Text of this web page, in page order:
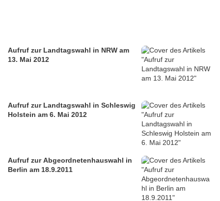
Aufruf zur Landtagswahl in NRW am
13. Mai 2012
Aufruf zur Landtagswahl in Schleswig
Holstein am 6. Mai 2012
Aufruf zur Abgeordnetenhauswahl in
Berlin am 18.9.2011